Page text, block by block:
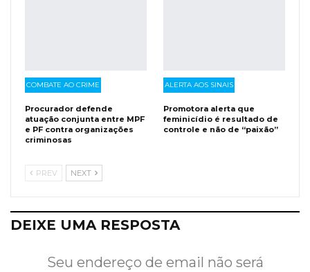
COMBATE AO CRIME
Procurador defende
atuação conjunta entre MPF
e PF contra organizações
criminosas
ALERTA AOS SINAIS
Promotora alerta que
feminicídio é resultado de
controle e não de “paixão”
PREV NEXT
DEIXE UMA RESPOSTA
Seu endereço de email não será